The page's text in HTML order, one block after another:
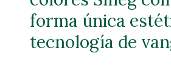
forma única
tecnología de